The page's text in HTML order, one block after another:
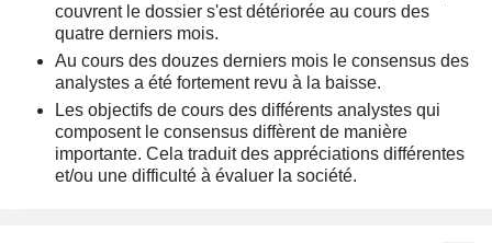
couvrent le dossier s'est détériorée au cours des
quatre derniers mois.
Au cours des douzes derniers mois le consensus des
analystes a été fortement revu à la baisse.
Les objectifs de cours des différents analystes qui
composent le consensus diffèrent de manière
importante. Cela traduit des appréciations différentes
et/ou une difficulté à évaluer la société.